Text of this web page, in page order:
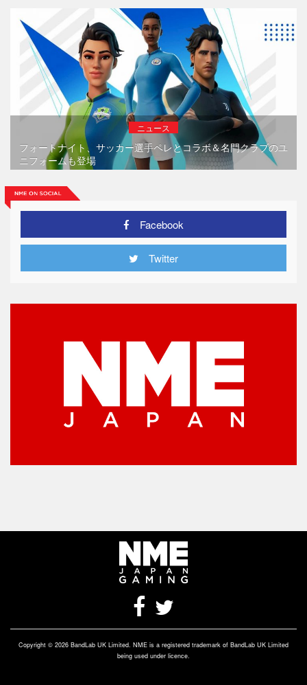
ニュース
フォートナイト、サッカー選手ペレとコラボ＆名門クラブのユ
ニフォームも登場
Facebook
Twitter
Copyright © 2026 BandLab UK Limited. NME is a registered trademark of BandLab UK Limited
being used under licence.